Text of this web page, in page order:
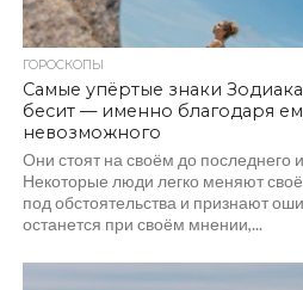
ГОРОСКОПЫ
Самые упёртые знаки
бесит — именно благодаря
невозможного
Они стоят на своём до последнего
Некоторые люди легко меняют
под обстоятельства и признают
останется при своём мнении,...